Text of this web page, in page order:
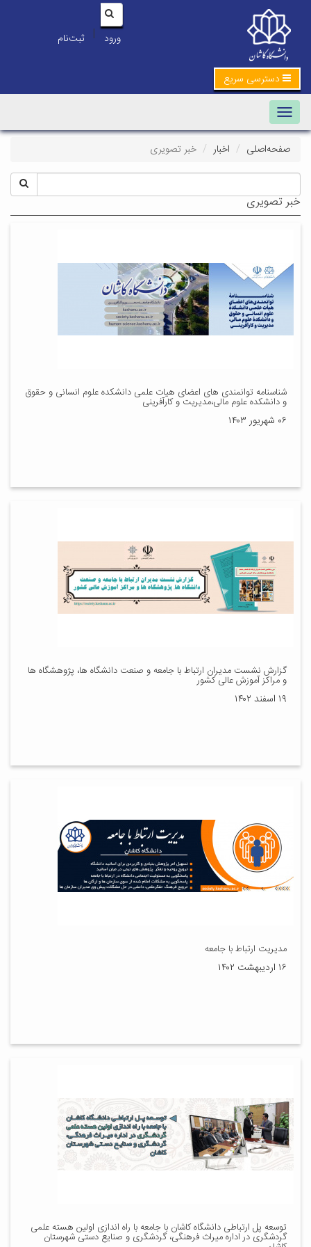
ورود | ثبت‌نام
دسترسی سریع
Toggle navigation
صفحه‌اصلی اخبار خبر تصویری
خبر تصویری
شناسنامه توانمندی های اعضای هیات علمی دانشکده علوم انسانی و حقوق
و دانشکده علوم مالی،مدیریت و کارآفرینی
۰۶ شهریور ۱۴۰۳
گزارش نشست مدیران ارتباط با جامعه و صنعت دانشگاه ها، پژوهشگاه ها
و مراکز آموزش عالی کشور
۱۹ اسفند ۱۴۰۲
مدیریت ارتباط با جامعه
۱۶ اردیبهشت ۱۴۰۲
توسعه پل ارتباطی دانشگاه کاشان با جامعه با راه اندازی اولین هسته علمی
گردشگری در اداره میراث فرهنگی، گردشگری و صنایع دستی شهرستان